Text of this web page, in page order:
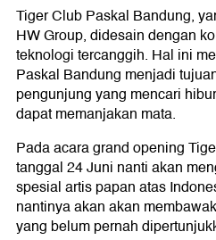
Tiger Club Paskal Bandung,
HW Group, didesain dengan
teknologi tercanggih. Hal ini
Paskal Bandung menjadi
pengunjung yang mencari
dapat memanjakan mata.
Pada acara grand opening
tanggal 24 Juni nanti akan
spesial artis papan atas
nantinya akan akan
yang belum pernah